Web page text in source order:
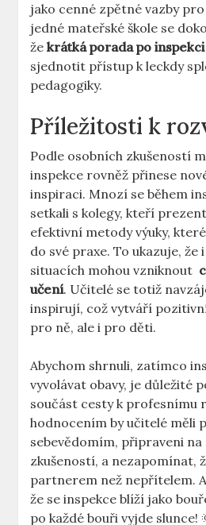
jako cenné zpětné vazby
jedné‌ mateřské škole se
žekrátká ‍porada‌ po inspekci
sjednotit přístup k leckdy
pedagogiky.
Příležitosti k
Podle osobních zkušeností
inspekce‌ rovněž přinese
inspiraci. Mnozí se během
setkali s ⁤kolegy, kteří
efektivní⁣ metody výuky,
do své​ praxe. To ukazuje,​ že
‌situacích⁤ mohou vzniknout ⁣
učení. Učitelé se‍ totiž
inspirují, což vytváří⁤
pro ně, ‌ale i pro děti.
Abychom shrnuli, zatímco
vyvolávat ⁤obavy, je‍ důležité
⁣součást cesty k profesnímu⁤
hodnocením by učitelé měli
sebevědomím,‌ připraveni na
zkušeností,‌ a nezapomínat,
partnerem než ‌nepřítelem.⁢
že se ⁤inspekce blíží jako
po ⁢každé bouři⁤ vyjde slunce!